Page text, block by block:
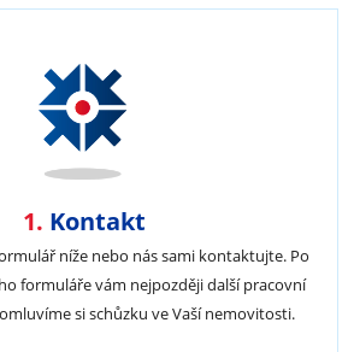
1. Kontakt
níže nebo nás sami kontaktujte. Po
formuláře vám nejpozději další pracovní
si schůzku ve Vaší nemovitosti.